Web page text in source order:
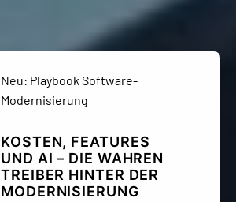
Neu: Playbook Software-
Modernisierung
KOSTEN, FEATURES
UND AI – DIE WAHREN
TREIBER HINTER DER
MODERNISIERUNG